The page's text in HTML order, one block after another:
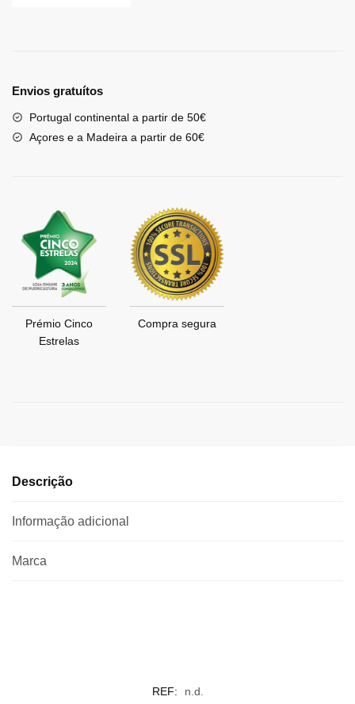
Envios gratuítos
Portugal continental a partir de 50€
Açores e a Madeira a partir de 60€
Prémio Cinco
Estrelas
Compra segura
Descrição
Informação adicional
Marca
REF:
n.d.